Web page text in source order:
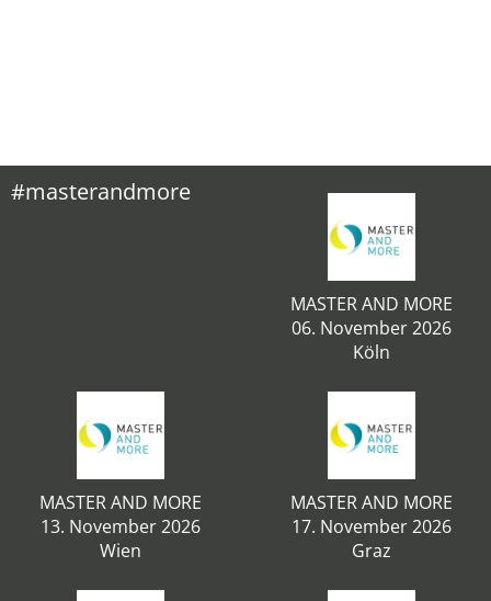
#masterandmore
MASTER AND MORE
06. November 2026
Köln
MASTER AND MORE
13. November 2026
Wien
MASTER AND MORE
17. November 2026
Graz